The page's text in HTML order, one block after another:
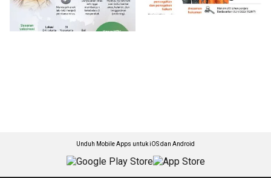
Unduh Mobile Apps untuk iOS dan Android